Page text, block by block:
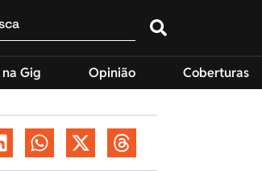
Gig Opinião Coberturas